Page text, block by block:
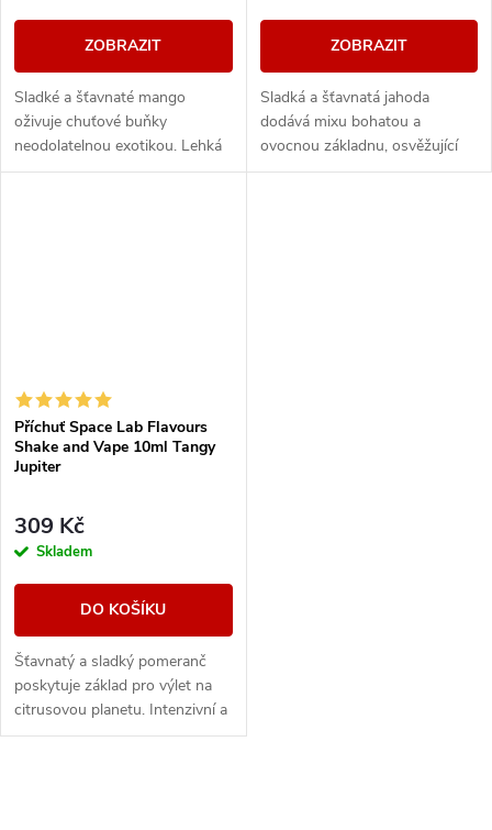
ZOBRAZIT
Sladké a šťavnaté mango
oživuje chuťové buňky
neodolatelnou exotikou. Lehká
a svěží guava dodává mixu
ZOBRAZIT
Sladká a šťavnatá jahoda
dodává mixu bohatou a
ovocnou základnu, osvěžující
meloun přináší do směsi
Příchuť Space Lab Flavours
Shake and Vape 10ml Tangy
Jupiter
309 Kč
Skladem
DO KOŠÍKU
Šťavnatý a sladký pomeranč
poskytuje základ pro výlet na
citrusovou planetu. Intenzivní a
bohatý krvavý pomeranč